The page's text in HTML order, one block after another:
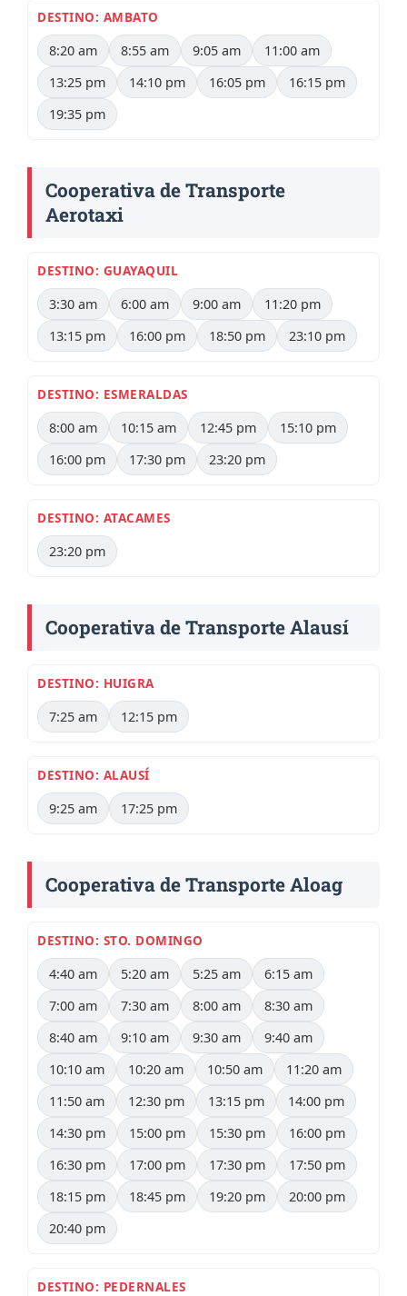
DESTINO: AMBATO
8:20 am 8:55 am 9:05 am
11:00 am
13:25 pm
14:10 pm 16:05 pm
16:15 pm
19:35 pm
Cooperativa de Transporte
Aerotaxi
DESTINO: GUAYAQUIL
3:30 am 6:00 am 9:00 am
11:20 pm
13:15 pm
16:00 pm 18:50 pm 23:10 pm
DESTINO: ESMERALDAS
8:00 am 10:15 am 12:45 pm
15:10 pm
16:00 pm
17:30 pm 23:20 pm
DESTINO: ATACAMES
23:20 pm
Cooperativa de Transporte Alausí
DESTINO: HUIGRA
7:25 am 12:15 pm
DESTINO: ALAUSÍ
9:25 am 17:25 pm
Cooperativa de Transporte Aloag
DESTINO: STO. DOMINGO
4:40 am 5:20 am 5:25 am
6:15 am
7:00 am
7:30 am 8:00 am
8:30 am
8:40 am
9:10 am 9:30 am
9:40 am
10:10 am
10:20 am 10:50 am
11:20 am
11:50 am
12:30 pm 13:15 pm
14:00 pm
14:30 pm
15:00 pm 15:30 pm
16:00 pm
16:30 pm
17:00 pm 17:30 pm
17:50 pm
18:15 pm
18:45 pm 19:20 pm
20:00 pm
20:40 pm
DESTINO: PEDERNALES